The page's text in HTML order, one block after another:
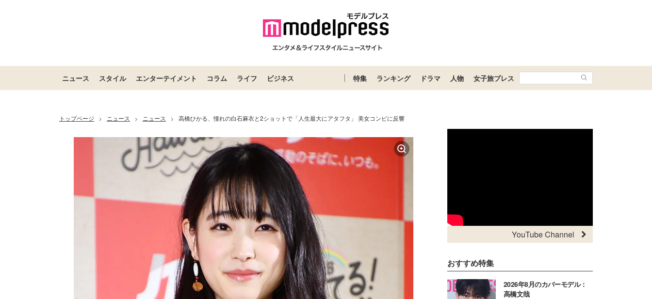
ニュース スタイル エンターテイメント コラム ライフ ビジネス 特集 ランキング ドラマ 人物 女子旅プレス
トップページ > ニュース > ニュース > 高橋ひかる、憧れの白石麻衣と2ショットで「人生最大にアタフタ」 美女コンビに反響
YouTube Channel
おすすめ特集
2026年8月のカバーモデル：
高橋文哉